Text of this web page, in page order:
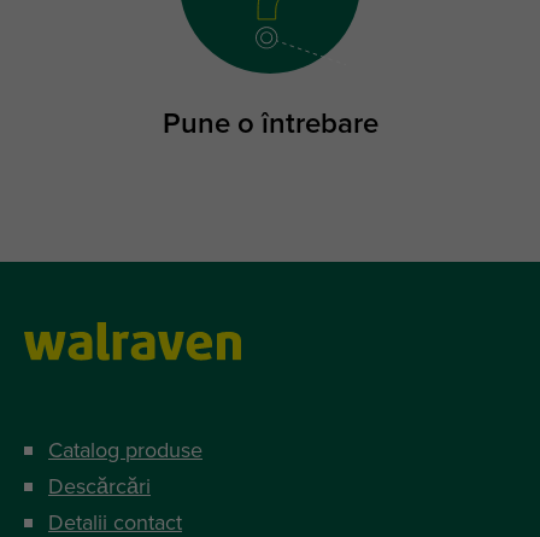
Pune o întrebare
Catalog produse
Descărcări
Detalii contact